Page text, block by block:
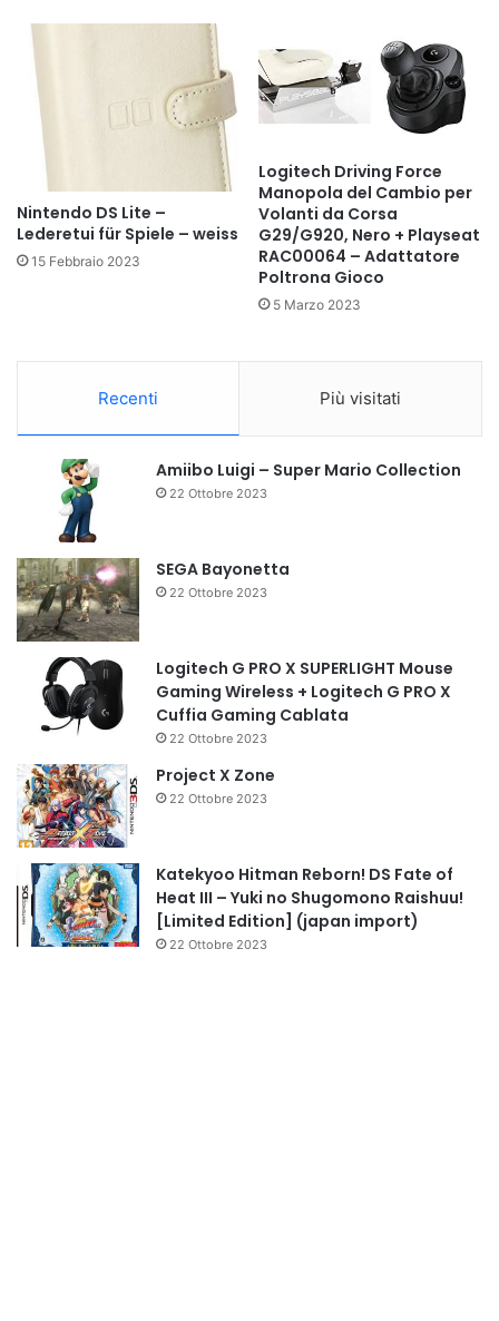
Nintendo DS Lite –
Lederetui für Spiele – weiss
15 Febbraio 2023
Logitech Driving Force
Manopola del Cambio per
Volanti da Corsa
G29/G920, Nero + Playseat
RAC00064 – Adattatore
Poltrona Gioco
5 Marzo 2023
Recenti Più visitati
Amiibo Luigi – Super Mario Collection
22 Ottobre 2023
SEGA Bayonetta
22 Ottobre 2023
Logitech G PRO X SUPERLIGHT Mouse
Gaming Wireless + Logitech G PRO X
Cuffia Gaming Cablata
22 Ottobre 2023
Project X Zone
22 Ottobre 2023
Katekyoo Hitman Reborn! DS Fate of
Heat III – Yuki no Shugomono Raishuu!
[Limited Edition] (japan import)
22 Ottobre 2023